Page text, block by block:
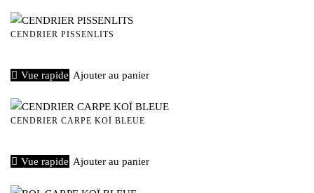
CENDRIER PISSENLITS
Vue rapide Ajouter au panier
CENDRIER CARPE KOÏ BLEUE
Vue rapide Ajouter au panier